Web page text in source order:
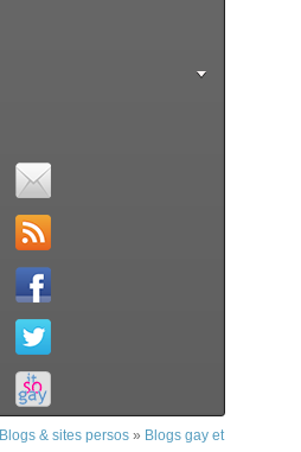
Blogs & sites persos » Blogs gay et bi